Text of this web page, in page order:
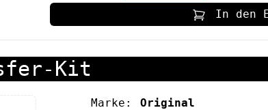
In den
Kit
Marke:
Original